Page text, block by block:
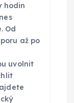
hodin
Od
až po
uvolnit